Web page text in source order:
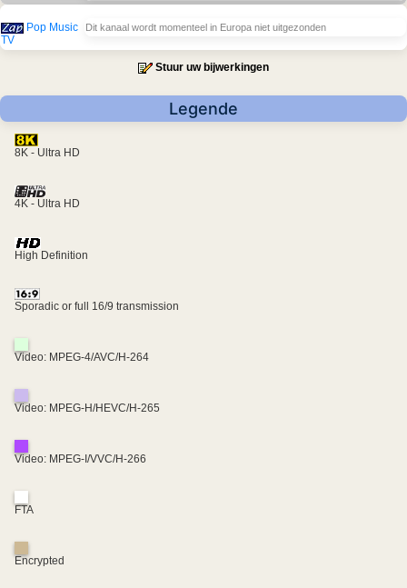
Pop Music
TV
Dit kanaal wordt momenteel in Europa niet uitgezonden
Stuur uw bijwerkingen
Legende
8K - Ultra HD
4K - Ultra HD
High Definition
Sporadic or full 16/9 transmission
Video: MPEG-4/AVC/H-264
Video: MPEG-H/HEVC/H-265
Video: MPEG-I/VVC/H-266
FTA
Encrypted